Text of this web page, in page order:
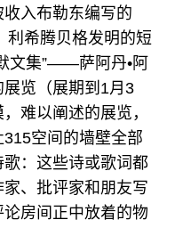
入布勒东编写的
利希腾贝格发明的短
文集”——萨阿丹•阿
览（展期到1月3
难以阐述的展览，
空间的墙壁全部
：这些诗或歌词都
、批评家和朋友写
房间正中放着的物